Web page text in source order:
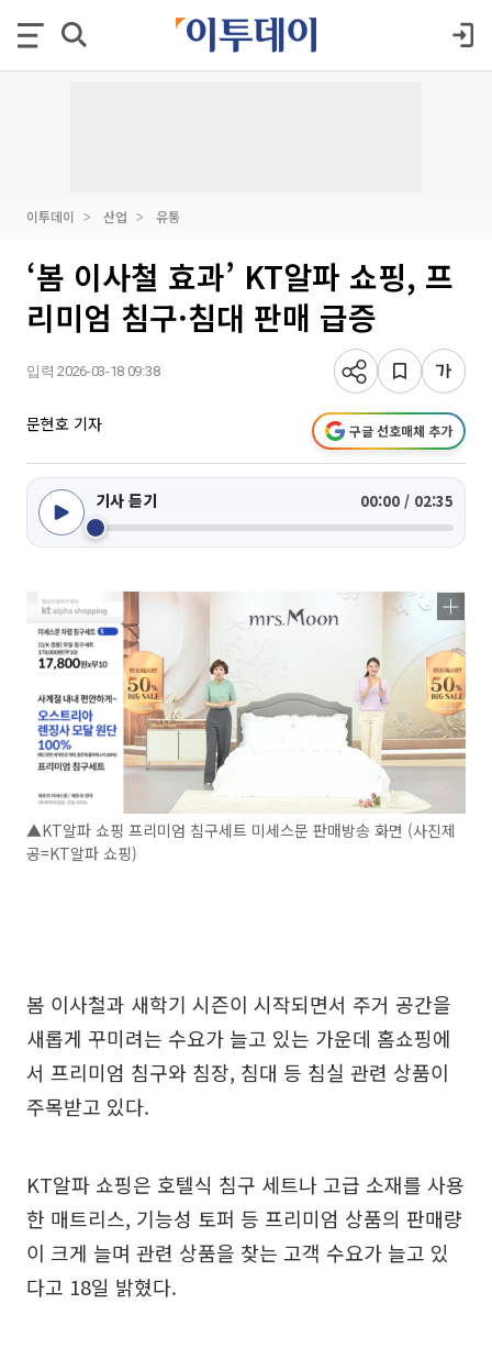
이투데이 산업 유통
‘봄 이사철 효과’ KT알파 쇼핑, 프
리미엄 침구·침대 판매 급증
입력 2026-03-18 09:38
문현호 기자 구글 선호매체 추가
기사 듣기 00:00 / 02:35
▲KT알파 쇼핑 프리미엄 침구세트 미세스문 판매방송 화면 (사진제
공=KT알파 쇼핑)
봄 이사철과 새학기 시즌이 시작되면서 주거 공간을
새롭게 꾸미려는 수요가 늘고 있는 가운데 홈쇼핑에
서 프리미엄 침구와 침장, 침대 등 침실 관련 상품이
주목받고 있다.
KT알파 쇼핑은 호텔식 침구 세트나 고급 소재를 사용
한 매트리스, 기능성 토퍼 등 프리미엄 상품의 판매량
이 크게 늘며 관련 상품을 찾는 고객 수요가 늘고 있
다고 18일 밝혔다.